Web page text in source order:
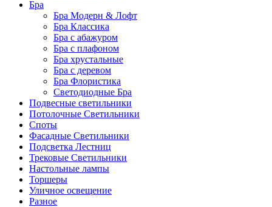
Бра
Бра Модерн & Лофт
Бра Классика
Бра с абажуром
Бра с плафоном
Бра хрустальные
Бра с деревом
Бра Флористика
Светодиодные Бра
Подвесные светильники
Потолочные Светильники
Споты
Фасадные Светильники
Подсветка Лестниц
Трековые Светильники
Настольные лампы
Торшеры
Уличное освещение
Разное